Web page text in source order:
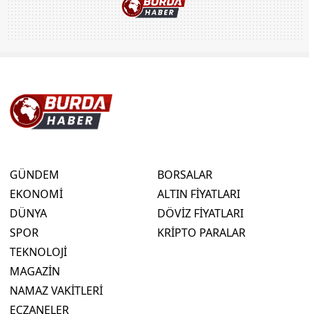
GÜNDEM
EKONOMİ
DÜNYA
SPOR
TEKNOLOJİ
MAGAZİN
NAMAZ VAKİTLERİ
ECZANELER
BORSALAR
ALTIN FİYATLARI
DÖVİZ FİYATLARI
KRİPTO PARALAR